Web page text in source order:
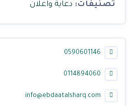
تصنيفات: دعاية واعلان
info@ebdaatalsharq.com